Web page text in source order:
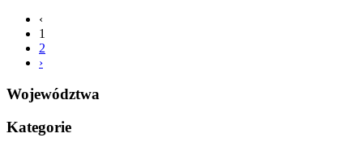
‹
1
2
›
Województwa
Kategorie